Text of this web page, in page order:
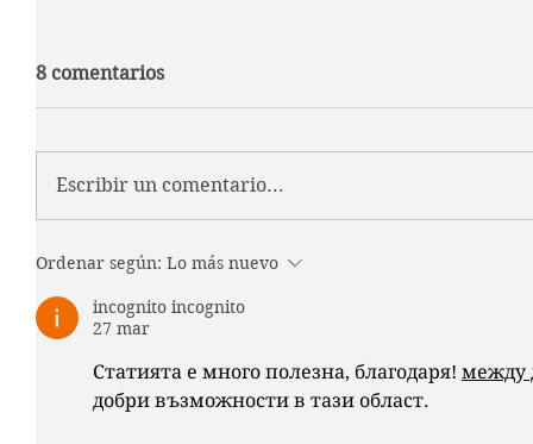
8 comentarios
Escribir un comentario...
Ordenar según: Lo más nuevo
incognito incognito
27 mar
Статията е много полезна, благодаря! между
добри възможности в тази област.